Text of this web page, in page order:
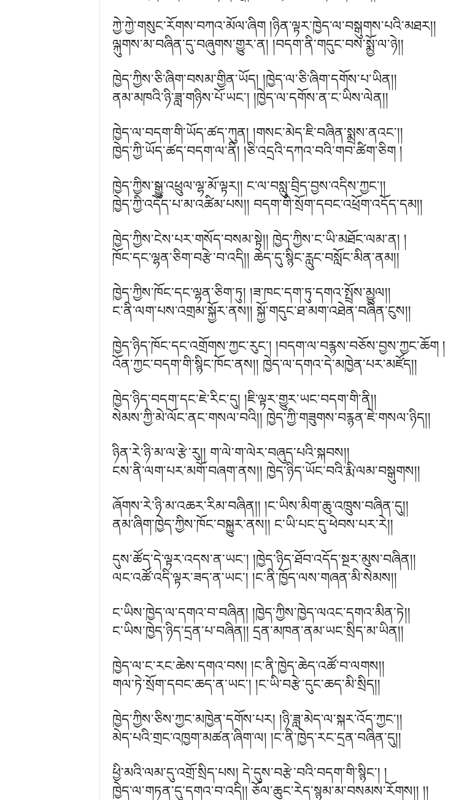
ཀྱེ་ཀྱེ་གསུང་རོགས་བཀའ་མོལ་ཞིག །ཉིན་ལྟར་ཁྱེད་ལ་བསྒུགས་པའི་མཐར།།
ལྐུགས་མ་བཞིན་དུ་བཞུགས་གྱུར་ན། །བདག་ནི་གདུང་བས་སྨྱོ་ལ་ཉེ།།
ཁྱེད་ཀྱིས་ཅི་ཞིག་བསམ་གྱིན་ཡོད། །ཁྱེད་ལ་ཅི་ཞིག་དགོས་པ་ཡིན།།
ནམ་མཁའི་ཉི་ཟླ་གཉིས་པོ་ཡང་། །ཁྱེད་ལ་དགོས་ན་ང་ཡིས་ལེན།།
ཁྱེད་ལ་བདག་གི་ཡོད་ཚད་ཀུན། །གསང་མེད་ཇི་བཞིན་སྨྲས་ནའང་།།
ཁྱེད་ཀྱི་ཡོད་ཚད་བདག་ལ་ནི། །ཅི་འདྲའི་དཀའ་བའི་གབ་ཚིག་ཅིག །
ཁྱེད་ཀྱིས་སྒྱུ་འཕྲུལ་ལྷ་མོ་ལྟར།། ང་ལ་བསླུ་བྲིད་བྱས་འདིས་ཀྱང་།།
ཁྱེད་ཀྱི་འདོད་པ་མ་འཚིམ་པས།། བདག་གི་སྲོག་དབང་འཕྲོག་འདོད་དམ།།
ཁྱེད་ཀྱིས་ངེས་པར་གསོད་བསམ་སྟེ།། ཁྱེད་ཀྱིས་ང་ཡི་མཐོང་ལམ་ན། །
ཁོང་དང་ལྷན་ཅིག་བརྩེ་བ་འདི།། ཆེད་དུ་སྙིང་རླུང་བསློང་མིན་ནམ།།
ཁྱེད་ཀྱིས་ཁོང་དང་ལྷན་ཅིག་ཏུ། །ཟ་ཁང་དག་ཏུ་དགའ་སྤྲོས་མྱུལ།།
ང་ནི་ལག་པས་འགྲམ་སྐྱོར་ནས།། སྐྱོ་གདུང་ཐ་མག་འཐེན་བཞིན་ངུས།།
ཁྱེད་ཉིད་ཁོང་དང་འགྲོགས་ཀྱང་རུང་། །བདག་ལ་བརྙས་བཅོས་བྱས་ཀྱང་ཆོག །
འོན་ཀྱང་བདག་གི་སྙིང་ཁོང་ནས།། ཁྱེད་ལ་དགའ་དེ་མཁྱེན་པར་མཛོད།།
ཁྱེད་ཉིད་བདག་དང་ཇེ་རིང་དུ། །ཇི་ལྟར་གྱུར་ཡང་བདག་གི་ནི།།
སེམས་ཀྱི་མེ་ལོང་ནང་གསལ་བའི།། ཁྱེད་ཀྱི་གཟུགས་བརྙན་ཇེ་གསལ་ཉིད།།
ཉིན་རེ་ཉི་མ་ལ་རྩེ་རུ།། ག་ལེ་ག་ལེར་བཞུད་པའི་སྐབས།།
ངས་ནི་ལག་པར་མགོ་བཞག་ནས།། ཁྱེད་ཉིད་ཡོང་བའི་རྨི་ལམ་བསྒུགས།།
ཞོགས་རེ་ཉི་མ་འཆར་རིམ་བཞིན།། །ང་ཡིས་མིག་ཆུ་འཁྲུས་བཞིན་དུ།།
ནམ་ཞིག་ཁྱེད་ཀྱིས་ཁོང་བསྐྱུར་ནས།། ང་ཡི་པང་དུ་ཕེབས་པར་རེ།།
དུས་ཚོད་དེ་ལྟར་འདས་ན་ཡང་། །ཁྱེད་ཉིད་ཐོབ་འདོད་སྔར་མུས་བཞིན།།
ལང་འཚོ་འདི་ལྟར་ཟད་ན་ཡང་། །ང་ནི་ཁྱོད་ལས་གཞན་མི་སེམས།།
ང་ཡིས་ཁྱེད་ལ་དགའ་བ་བཞིན། །ཁྱེད་ཀྱིས་ཁྱེད་ལའང་དགའ་མིན་ཏེ།།
ང་ཡིས་ཁྱེད་ཉིད་དྲན་པ་བཞིན།། དྲན་མཁན་ནམ་ཡང་སྲིད་མ་ཡིན།།
ཁྱེད་ལ་ང་རང་ཆེས་དགའ་བས། །ང་ནི་ཁྱེད་ཆེད་འཚོ་བ་ལགས།།
གལ་ཏེ་སྲོག་དབང་ཆད་ན་ཡང་། །ང་ཡི་བརྩེ་དུང་ཆད་མི་སྲིད།།
ཁྱེད་ཀྱིས་ཅིས་ཀྱང་མཁྱེན་དགོས་པར། །ཉི་ཟླ་མེད་ལ་སྐར་འོད་ཀྱང་།།
མེད་པའི་གྲང་འཁྱག་མཚན་ཞིག་ལ། །ང་ནི་ཁྱེད་རང་དྲན་བཞིན་དུ།།
ཕྱི་མའི་ལམ་དུ་འགྲོ་སྲིད་པས། དེ་དུས་བརྩེ་བའི་བདག་གི་སྙིང་། །
ཁྱེད་ལ་གཏན་དུ་དགའ་བ་འདི།། ཅོལ་ཆུང་རེད་སྙམ་མ་བསམས་རོགས།། །།